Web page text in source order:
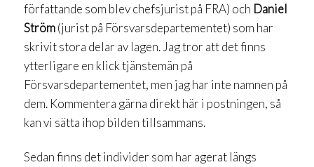
författande som blev chefsjurist på FRA) och Daniel
Ström(jurist på Försvarsdepartementet) som har
skrivit stora delar av lagen. Jag tror att det finns
ytterligare en klick tjänstemän på
Försvarsdepartementet, men jag har inte namnen på
dem. Kommentera gärna direkt här i postningen, så
kan vi sätta ihop bilden tillsammans.
Sedan finns det individer som har agerat längs